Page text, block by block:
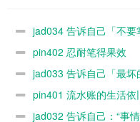
上帝吧!」
jad034 告诉自己「不要
pin402 忍耐笔得果效
jad033 告诉自己「最坏
pin401 流水账的生活依
jad032 告诉自己：“事